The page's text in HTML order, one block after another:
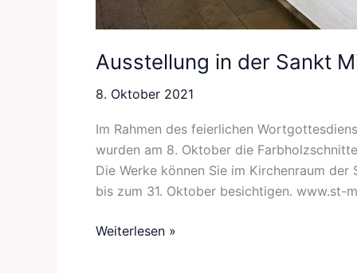
Ausstellung in der Sankt
8. Oktober 2021
Im Rahmen des feierlichen
wurden am 8. Oktober die
Die Werke können Sie im Kirchenraum
bis zum 31. Oktober besichtigen. www.st-
Weiterlesen »